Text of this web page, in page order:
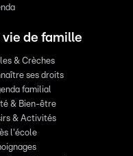
vie de famille
& Crèches
ses droits
familial
& Bien-être
& Activités
l'école